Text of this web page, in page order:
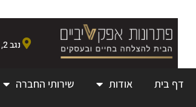
נגב 2, איירפורט סיטי
דף בית אודות שירותי החברה